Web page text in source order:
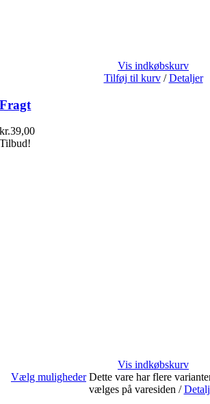
Vis indkøbskurv
Tilføj til kurv / Detaljer
Fragt
kr.39,00
Tilbud!
Vis indkøbskurv
Vælg muligheder Dette vare har flere
vælges på varesiden /